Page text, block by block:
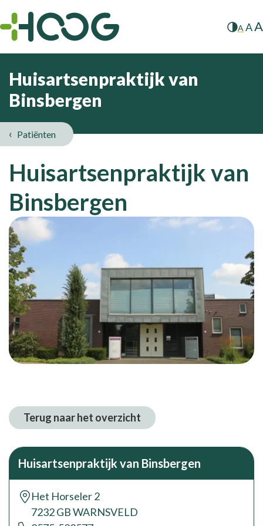
A AA
Huisartsenpraktijk van
Binsbergen
Patiënten
Huisartsenpraktijk van
Binsbergen
Terug naar het overzicht
Huisartsenpraktijk van Binsbergen
Het Horseler 2
7232 GB WARNSVELD